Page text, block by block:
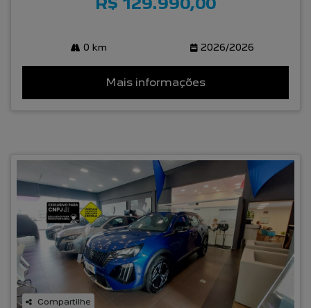
0 km 2026/2026
Mais informações
Compartilhe